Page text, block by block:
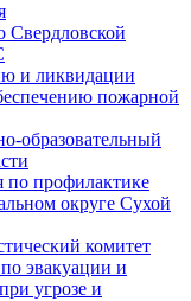
Свердловской
и ликвидации
пожарной
образовательный
по профилактике
округе Сухой
комитет
эвакуации и
угрозе и